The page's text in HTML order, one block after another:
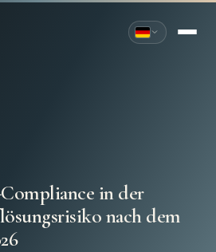
in der
nach dem